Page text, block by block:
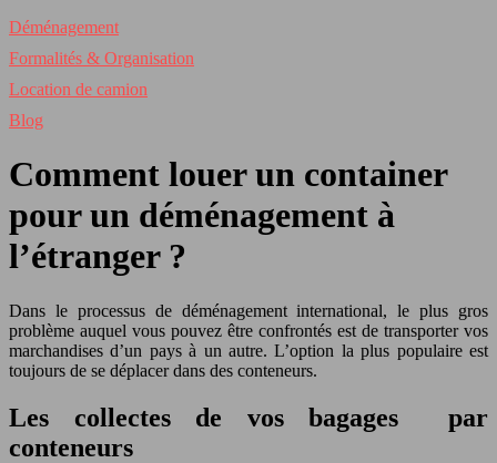
Déménagement
Formalités & Organisation
Location de camion
Blog
Comment louer un container
pour un déménagement à
l’étranger ?
Dans le processus de déménagement international, le plus gros
problème auquel vous pouvez être confrontés est de transporter vos
marchandises d’un pays à un autre. L’option la plus populaire est
toujours de se déplacer dans des conteneurs.
Les collectes de vos bagages par
conteneurs